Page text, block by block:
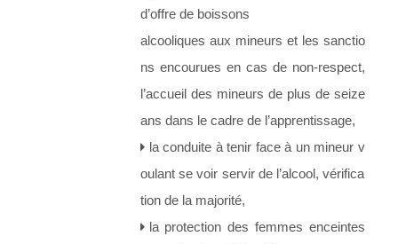
d’offre de boissons
alcooliques aux mineurs et les sanctio
ns encourues en cas de non-respect,
l’accueil des mineurs de plus de seize
ans dans le cadre de l’apprentissage,
la conduite à tenir face à un mineur v
oulant se voir servir de l’alcool, vérifica
tion de la majorité,
la protection des femmes enceintes